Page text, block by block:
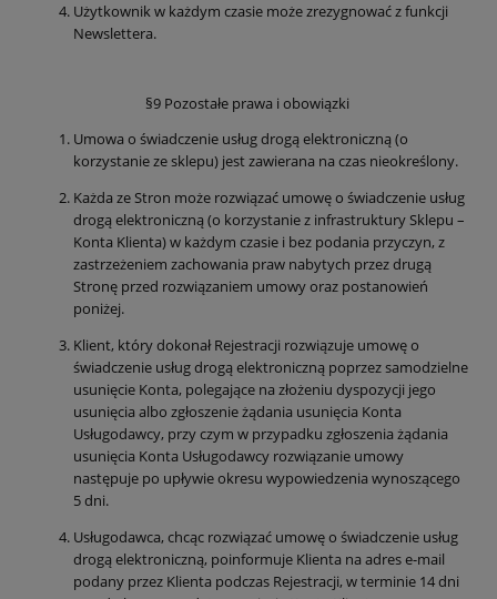
Użytkownik w każdym czasie może zrezygnować z funkcji
Newslettera.
§9 Pozostałe prawa i obowiązki
Umowa o świadczenie usług drogą elektroniczną (o
korzystanie ze sklepu) jest zawierana na czas nieokreślony.
Każda ze Stron może rozwiązać umowę o świadczenie usług
drogą elektroniczną (o korzystanie z infrastruktury Sklepu –
Konta Klienta) w każdym czasie i bez podania przyczyn, z
zastrzeżeniem zachowania praw nabytych przez drugą
Stronę przed rozwiązaniem umowy oraz postanowień
poniżej.
Klient, który dokonał Rejestracji rozwiązuje umowę o
świadczenie usług drogą elektroniczną poprzez samodzielne
usunięcie Konta, polegające na złożeniu dyspozycji jego
usunięcia albo zgłoszenie żądania usunięcia Konta
Usługodawcy, przy czym w przypadku zgłoszenia żądania
usunięcia Konta Usługodawcy rozwiązanie umowy
następuje po upływie okresu wypowiedzenia wynoszącego
5 dni.
Usługodawca, chcąc rozwiązać umowę o świadczenie usług
drogą elektroniczną, poinformuje Klienta na adres e-mail
podany przez Klienta podczas Rejestracji, w terminie 14 dni